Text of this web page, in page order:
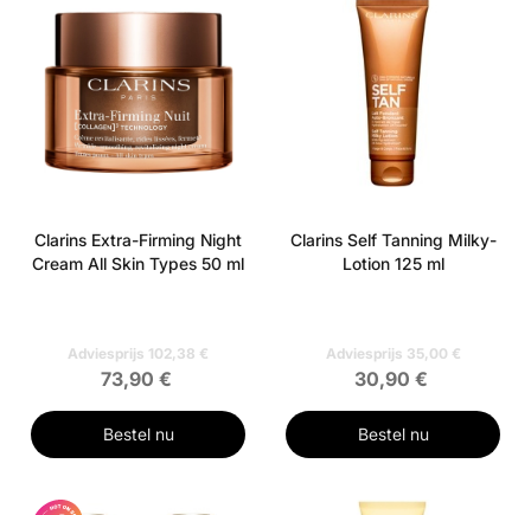
Clarins Extra-Firming Night
Cream All Skin Types 50 ml
Adviesprijs 102,38 €
73,90 €
Bestel nu
Clarins Self Tanning Milky-
Lotion 125 ml
Adviesprijs 35,00 €
30,90 €
Bestel nu